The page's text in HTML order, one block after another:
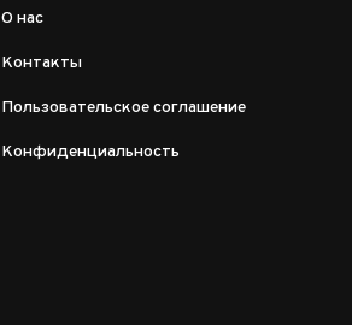
О нас
Контакты
Пользовательское соглашение
Конфиденциальность